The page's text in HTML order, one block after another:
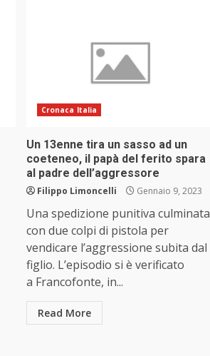
Cronaca Italia
Un 13enne tira un sasso ad un
coeteneo, il papà del ferito spara
al padre dell’aggressore
Filippo Limoncelli Gennaio 9, 2023
Una spedizione punitiva culminata
con due colpi di pistola per
vendicare l’aggressione subita dal
figlio. L’episodio si è verificato
a Francofonte, in...
Read More